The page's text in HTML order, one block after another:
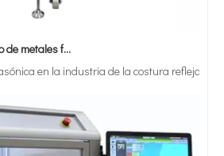
en la industria de la costura refleja